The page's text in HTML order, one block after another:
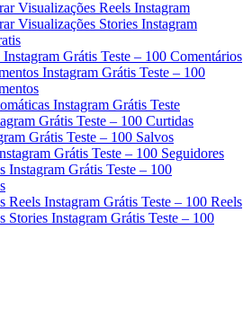
Visualizações Reels Instagram
Visualizações Stories Instagram
Grátis Teste – 100 Comentários
Instagram Grátis Teste – 100
Instagram Grátis Teste
Grátis Teste – 100 Curtidas
Grátis Teste – 100 Salvos
Grátis Teste – 100 Seguidores
Instagram Grátis Teste – 100
Reels Instagram Grátis Teste – 100 Reels
Stories Instagram Grátis Teste – 100